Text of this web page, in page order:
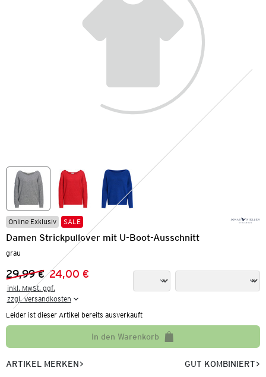
Online Exklusiv SALE
Damen Strickpullover mit U-Boot-Ausschnitt
grau
Vorheriger Preis:
29,99 €
Neuer Preis:24,00 €
inkl. MwSt. ggf.
zzgl. Versandkosten
Leider ist dieser Artikel bereits ausverkauft
In den Warenkorb
ARTIKEL MERKEN GUT KOMBINIERT